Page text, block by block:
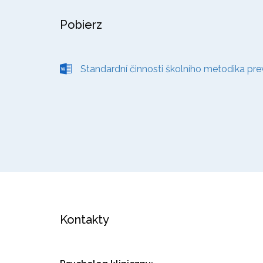
Pobierz
Standardní činnosti školního metodika
Kontakty